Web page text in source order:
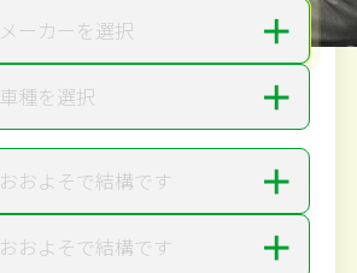
メーカーを選択 ＋
車種を選択 ＋
おおよそで結構です ＋
おおよそで結構です ＋